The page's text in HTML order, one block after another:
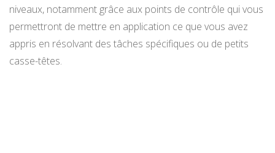
niveaux, notamment grâce aux points de contrôle qui vous
permettront de mettre en application ce que vous avez
appris en résolvant des tâches spécifiques ou de petits
casse-têtes.